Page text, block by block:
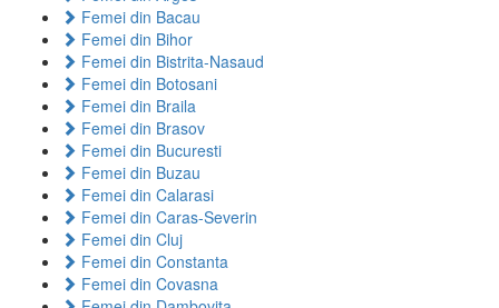
Femei din Bacau
Femei din Bihor
Femei din Bistrita-Nasaud
Femei din Botosani
Femei din Braila
Femei din Brasov
Femei din Bucuresti
Femei din Buzau
Femei din Calarasi
Femei din Caras-Severin
Femei din Cluj
Femei din Constanta
Femei din Covasna